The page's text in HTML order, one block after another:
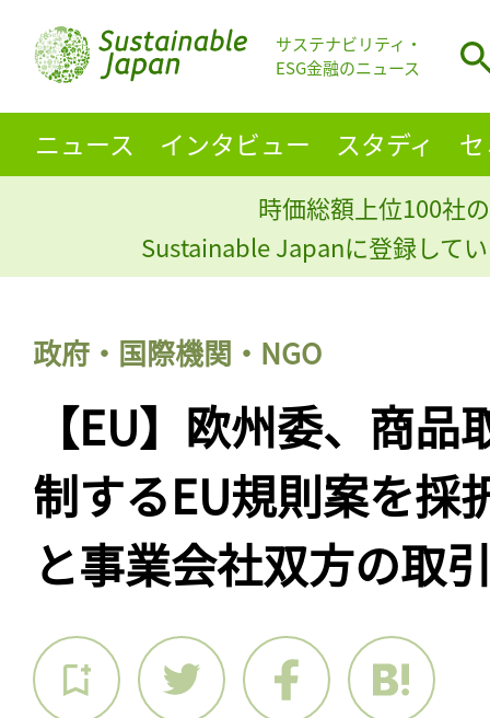
サステナビリティ・
ESG金融のニュース
ニュース インタビュー スタディ
時価総額上位100社
Sustainable Japanに登録して
政府・国際機関・NGO
【EU】欧州委、商
制するEU規則案を採
と事業会社双方の取